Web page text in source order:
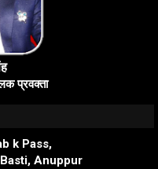
प्रवक्ता
k Pass,
Anuppur